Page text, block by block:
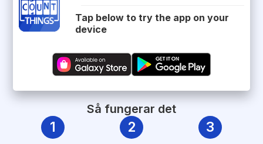
Tap below to try the app on your
device
Så fungerar det
1 2 3